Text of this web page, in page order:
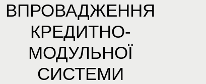
ВПРОВАДЖЕННЯ
КРЕДИТНО-
МОДУЛЬНОЇ
СИСТЕМИ